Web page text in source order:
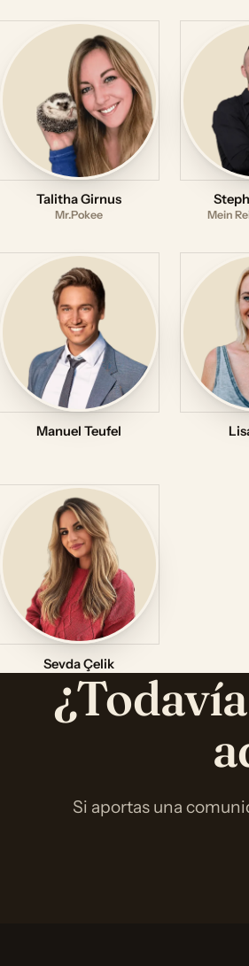
Talitha Girnus
Mr.Pokee Mein
Manuel Teufel
Sevda Çelik
Si aportas una